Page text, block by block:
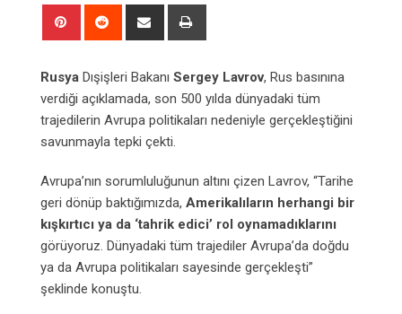
Pinterest Reddit
Share
Rusya Dışişleri Bakanı Sergey Lavrov, Rus basınına
verdiği açıklamada, son 500 yılda dünyadaki tüm
trajedilerin Avrupa politikaları nedeniyle gerçekleştiğini
savunmayla tepki çekti.
Avrupa’nın sorumluluğunun altını çizen Lavrov, “Tarihe
geri dönüp baktığımızda, Amerikalıların herhangi bir
kışkırtıcı ya da ‘tahrik edici’ rol oynamadıklarını
görüyoruz. Dünyadaki tüm trajediler Avrupa’da doğdu
ya da Avrupa politikaları sayesinde gerçekleşti”
şeklinde konuştu.